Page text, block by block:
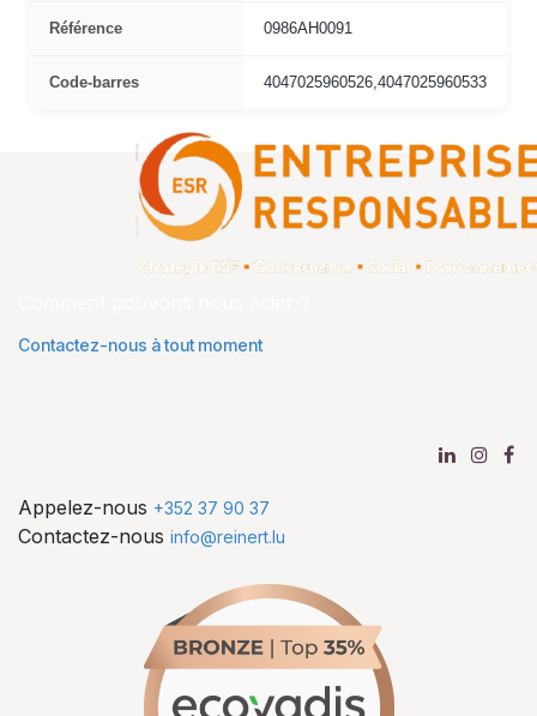
Référence 0986AH0091
Code-barres 4047025960526,4047025960533
Contactez-nous à tout moment
Appelez-nous +352 37 90 37
Contactez-nous info@reinert.lu